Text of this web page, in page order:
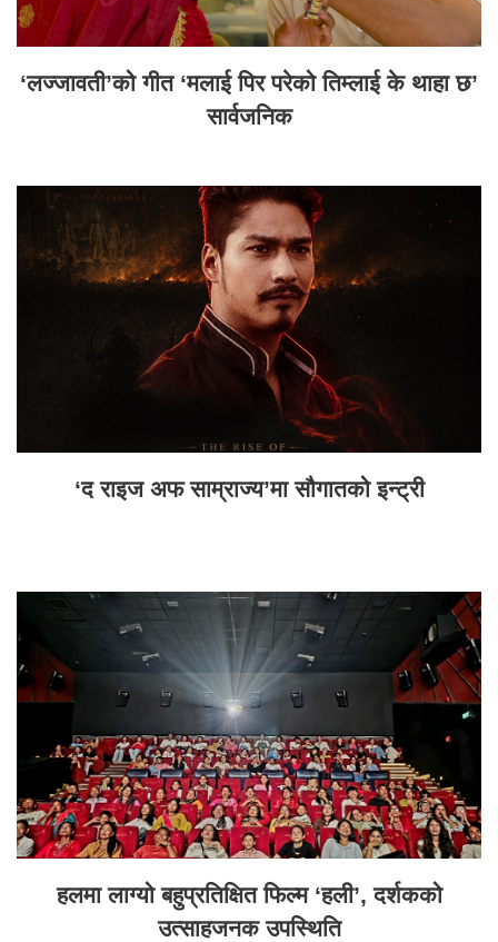
‘लज्जावती’को गीत ‘मलाई पिर परेको तिम्लाई के थाहा छ’
सार्वजनिक
‘द राइज अफ साम्राज्य’मा सौगातको इन्ट्री
हलमा लाग्यो बहुप्रतिक्षित फिल्म ‘हली’, दर्शकको
उत्साहजनक उपस्थिति